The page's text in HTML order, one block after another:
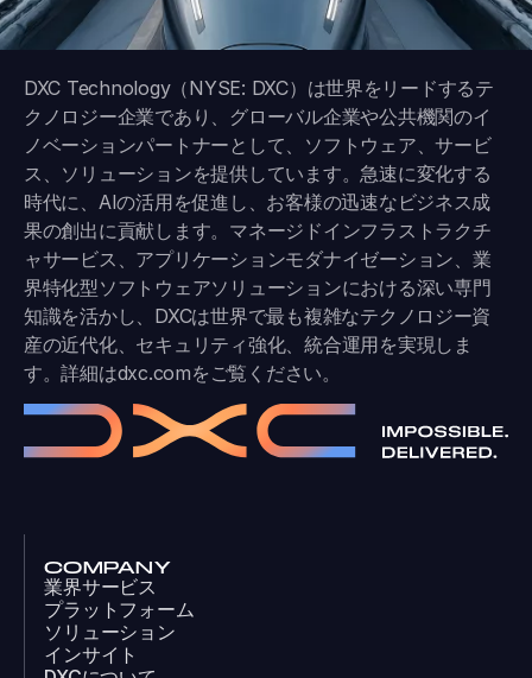
DXC Technology（NYSE: DXC）は世界をリードするテ
クノロジー企業であり、グローバル企業や公共機関のイ
ノベーションパートナーとして、ソフトウェア、サービ
ス、ソリューションを提供しています。急速に変化する
時代に、AIの活用を促進し、お客様の迅速なビジネス成
果の創出に貢献します。マネージドインフラストラクチ
ャサービス、アプリケーションモダナイゼーション、業
界特化型ソフトウェアソリューションにおける深い専門
知識を活かし、DXCは世界で最も複雑なテクノロジー資
産の近代化、セキュリティ強化、統合運用を実現しま
す。詳細はdxc.comをご覧ください。
COMPANY
業界サービス
プラットフォーム
ソリューション
インサイト